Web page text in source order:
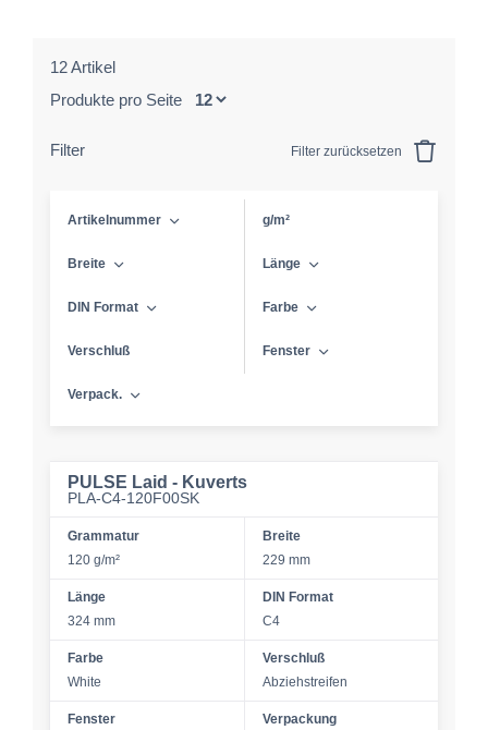
12 Artikel
Produkte pro Seite
Filter Filter zurücksetzen
Artikelnummer g/m²
Breite Länge
DIN Format Farbe
Verschluß Fenster
Verpack.
PULSE Laid - Kuverts
PLA-C4-120F00SK
Grammatur
120 g/m²
Breite
229 mm
Länge
324 mm
DIN Format
C4
Farbe
White
Verschluß
Abziehstreifen
Fenster
Verpackung